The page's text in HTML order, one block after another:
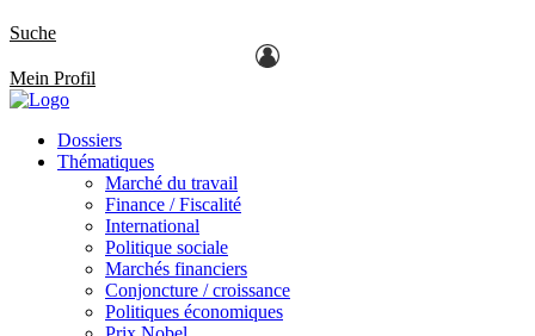
Suche
Mein Profil
Dossiers
Thématiques
Marché du travail
Finance / Fiscalité
International
Politique sociale
Marchés financiers
Conjoncture / croissance
Politiques économiques